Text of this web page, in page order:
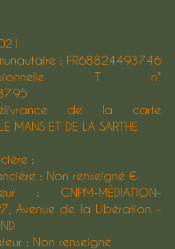
: FR68824493746
T n°
de la carte
ET DE LA SARTHE
:
: Non renseigné €
: CNPM-MÉDIATION-
Avenue de la Libération -
: Non renseigné
CRITÈRES